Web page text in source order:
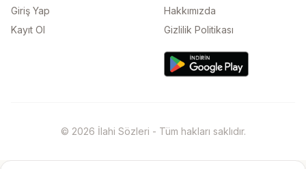
Giriş Yap
Kayıt Ol
Hakkımızda
Gizlilik Politikası
© 2026 İlahi Sözleri - Tüm hakları saklıdır.